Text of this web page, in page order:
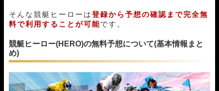
06月20日びわこ05R
1-5-3 10,000円 19,400円
194%
06月18日浜名湖01R
1-2-6 10,000円
06月13日浜名湖01R
1-2-3 10,000円 18,000円
180%
06月09日大村05R
10,000円 0円
0%
06月06日住之江05R
1-3-6 10,000円 18,750円
188%
そんな競艇ヒーローは登録から予想の確認まで完全無
料で利用することが可能です。
競艇ヒーロー(HERO)の無料予想について(基本情報まと
め)